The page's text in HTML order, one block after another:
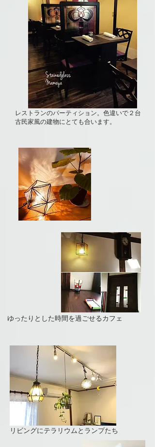
​レストランのパーティション。色違いで２台
古民家風の建物にとても合います。
​ゆったりとした時間を過ごせるカフェ
​リビングにテラリウムとランプたち